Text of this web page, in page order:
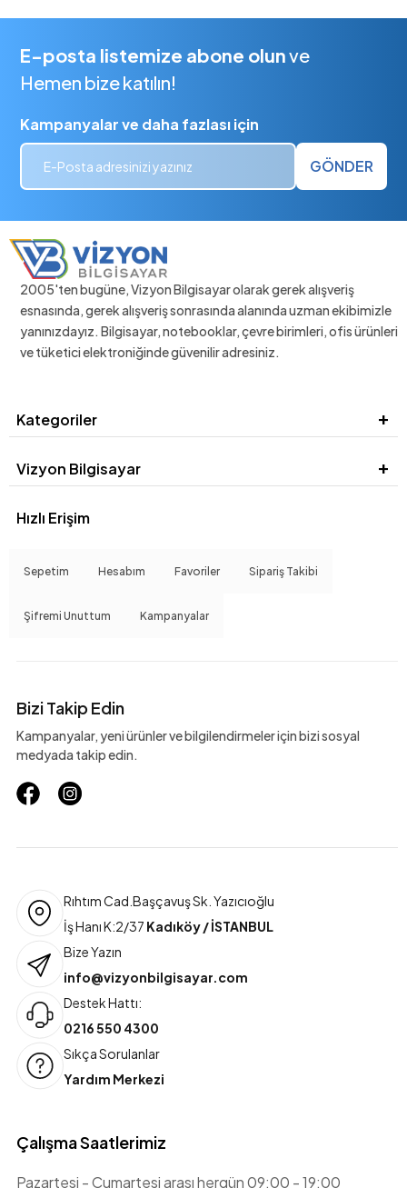
E-posta listemize abone olunve
Hemen bize katılın!
Kampanyalar ve daha fazlası için
GÖNDER
2005'ten bugüne, Vizyon Bilgisayar olarak gerek alışveriş
esnasında, gerek alışveriş sonrasında alanında uzman ekibimizle
yanınızdayız. Bilgisayar, notebooklar, çevre birimleri, ofis ürünleri
ve tüketici elektroniğinde güvenilir adresiniz.
Kategoriler
Vizyon Bilgisayar
Hızlı Erişim
Sepetim Hesabım Favoriler Sipariş Takibi
Şifremi Unuttum Kampanyalar
Bizi Takip Edin
Kampanyalar, yeni ürünler ve bilgilendirmeler için bizi sosyal
medyada takip edin.
Rıhtım Cad.Başçavuş Sk. Yazıcıoğlu
İş Hanı K:2/37 Kadıköy / İSTANBUL
Bize Yazın
info@vizyonbilgisayar.com
Destek Hattı:
0216 550 4300
Sıkça Sorulanlar
Yardım Merkezi
Çalışma Saatlerimiz
Pazartesi - Cumartesi arası hergün 09:00 - 19:00